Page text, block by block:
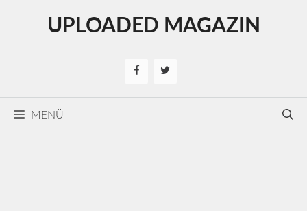
UPLOADED MAGAZIN
MENÜ